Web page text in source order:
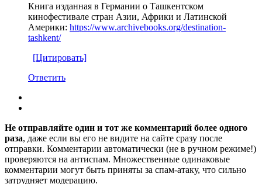
Книга изданная в Германии о Ташкентском
кинофестивале стран Азии, Африки и Латинской
Америки: https://www.archivebooks.org/destination-
tashkent/
[Цитировать]
Ответить
Не отправляйте один и тот же комментарий более одного
раза, даже если вы его не видите на сайте сразу после
отправки. Комментарии автоматически (не в ручном режиме!)
проверяются на антиспам. Множественные одинаковые
комментарии могут быть приняты за спам-атаку, что сильно
затрудняет модерацию.